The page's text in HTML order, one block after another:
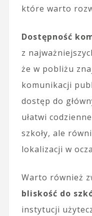
które warto
Dostępność
z
że w pobliżu
komunikacji
dostęp do
ułatwi
szkoły, ale
lokalizacji w
Warto również
bliskość do
instytucji